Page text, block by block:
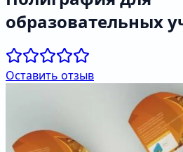
образовательных
Оставить отзыв